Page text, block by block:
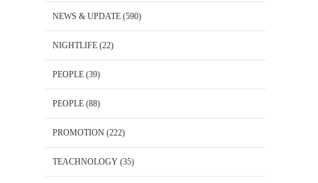
NEWS & UPDATE (590)
NIGHTLIFE (22)
PEOPLE (39)
PEOPLE (88)
PROMOTION (222)
TEACHNOLOGY (35)